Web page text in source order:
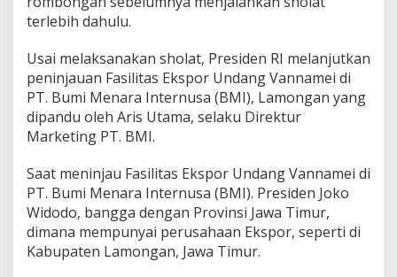
terlebih dahulu.
Usai melaksanakan sholat, Presiden RI melanjutkan
peninjauan Fasilitas Ekspor Undang Vannamei di
PT. Bumi Menara Internusa (BMI), Lamongan yang
dipandu oleh Aris Utama, selaku Direktur
Marketing PT. BMI.
Saat meninjau Fasilitas Ekspor Undang Vannamei di
PT. Bumi Menara Internusa (BMI). Presiden Joko
Widodo, bangga dengan Provinsi Jawa Timur,
dimana mempunyai perusahaan Ekspor, seperti di
Kabupaten Lamongan, Jawa Timur.